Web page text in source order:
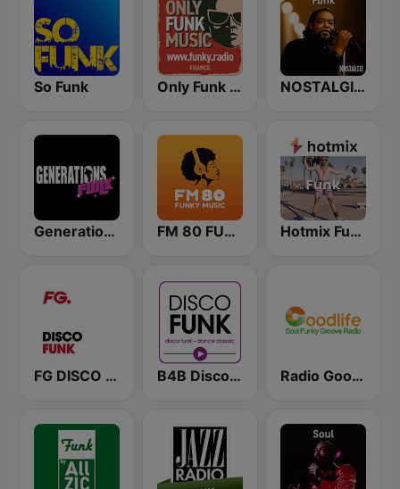
So Funk Only Funk Music 60s70s80s NOSTALGIE FUNK
Generations Funk FM 80 FUNKY MUSIC Hotmix Funk
FG DISCO FUNK B4B Disco Funk Radio Goodlife